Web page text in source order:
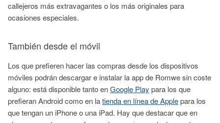
callejeros más extravagantes o los más originales para
ocasiones especiales.
También desde el móvil
Los que prefieren hacer las compras desde los dispositivos
móviles podrán descargar e instalar la app de Romwe sin coste
alguno: está disponible tanto enGoogle Play para los que
prefieran Android como en latienda en línea de Applepara los
que tengan un iPhone o una iPad. Hay que destacar que en